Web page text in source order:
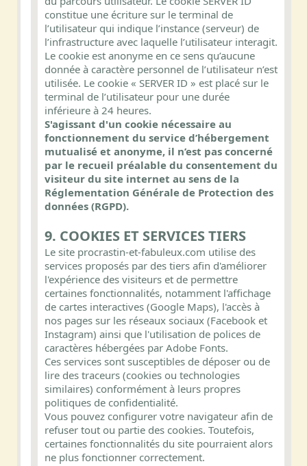
constitue une écriture sur le terminal de
l’utilisateur qui indique l’instance (serveur) de
l’infrastructure avec laquelle l’utilisateur interagit.
Le cookie est anonyme en ce sens qu’aucune
donnée à caractère personnel de l’utilisateur n’est
utilisée. Le cookie « SERVER ID » est placé sur le
terminal de l’utilisateur pour une durée
inférieure à 24 heures.
S'agissant d'un cookie nécessaire au
fonctionnement du service d’hébergement
mutualisé et anonyme, il n’est pas concerné
par le recueil préalable du consentement du
visiteur du site internet au sens de la
Réglementation Générale de Protection des
données (RGPD).
9. COOKIES ET SERVICES TIERS
Le site procrastin-et-fabuleux.com utilise des
services proposés par des tiers afin d'améliorer
l'expérience des visiteurs et de permettre
certaines fonctionnalités, notamment l'affichage
de cartes interactives (Google Maps), l'accès à
nos pages sur les réseaux sociaux (Facebook et
Instagram) ainsi que l'utilisation de polices de
caractères hébergées par Adobe Fonts.
Ces services sont susceptibles de déposer ou de
lire des traceurs (cookies ou technologies
similaires) conformément à leurs propres
politiques de confidentialité.
Vous pouvez configurer votre navigateur afin de
refuser tout ou partie des cookies. Toutefois,
certaines fonctionnalités du site pourraient alors
ne plus fonctionner correctement.